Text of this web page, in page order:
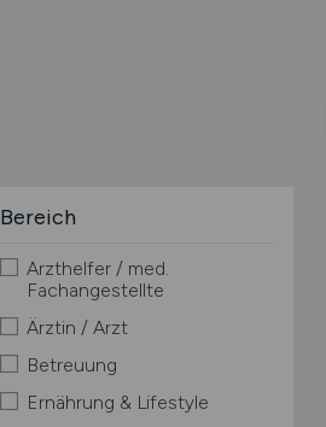
Bereich
Arzthelfer / med.
Fachangestellte
Ärztin / Arzt
Betreuung
Ernährung & Lifestyle